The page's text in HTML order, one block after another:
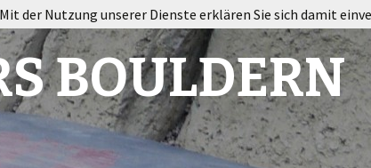
BOULDERN
der Nutzung unserer Dienste erklären Sie sich damit